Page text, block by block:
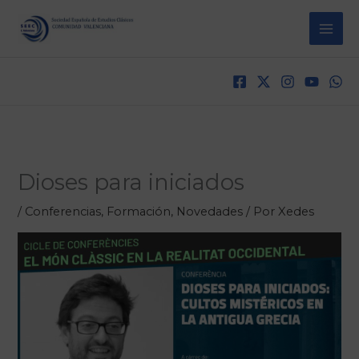
contenido
Dioses para iniciados
/ Conferencias, Formación, Novedades / PorXedes